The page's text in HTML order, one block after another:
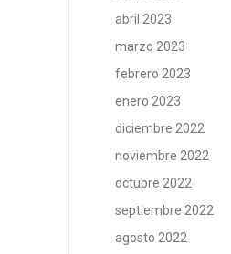
abril 2023
marzo 2023
febrero 2023
enero 2023
diciembre 2022
noviembre 2022
octubre 2022
septiembre 2022
agosto 2022